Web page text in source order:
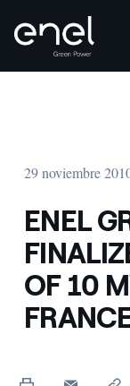
29 noviembre
ENEL
OF 10